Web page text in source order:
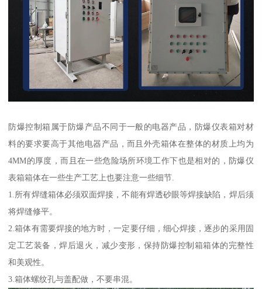
防爆控制箱属于防爆产品不同于一般的电器产品，防爆仪表箱对材
料的要求要高于其他电器产品，而且外壳箱体在整体的材质上均为
4MM的厚度，而且在一些危险场所环境工作下也是相对的，防爆仪
表箱箱体在一些生产工艺上也要注意一些细节.
1.所有焊缝箱体必须双面焊接，不能有焊透砂眼等焊接缺陷，焊后须
将焊缝修平。
2.箱体有需要焊接的地方时，一定要仔细，细心焊接，逐步的采用固
定工艺装备，焊后退火，减少变形，保持防爆控制箱箱体的完整性
和美观性。
3.箱体螺纹孔与盖配做，不要串混。